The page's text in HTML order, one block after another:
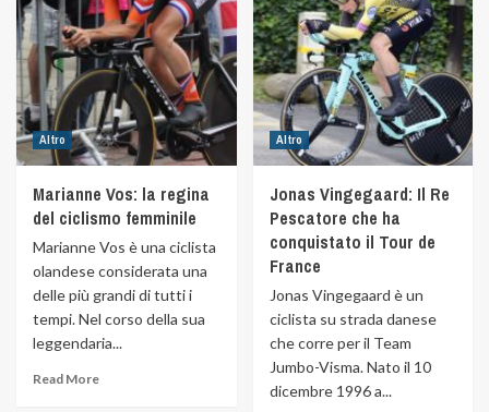
Altro
Marianne Vos: la regina
del ciclismo femminile
Marianne Vos è una ciclista
olandese considerata una
delle più grandi di tutti i
tempi. Nel corso della sua
leggendaria...
Read More
Altro
Jonas Vingegaard: Il Re
Pescatore che ha
conquistato il Tour de
France
Jonas Vingegaard è un
ciclista su strada danese
che corre per il Team
Jumbo-Visma. Nato il 10
dicembre 1996 a...